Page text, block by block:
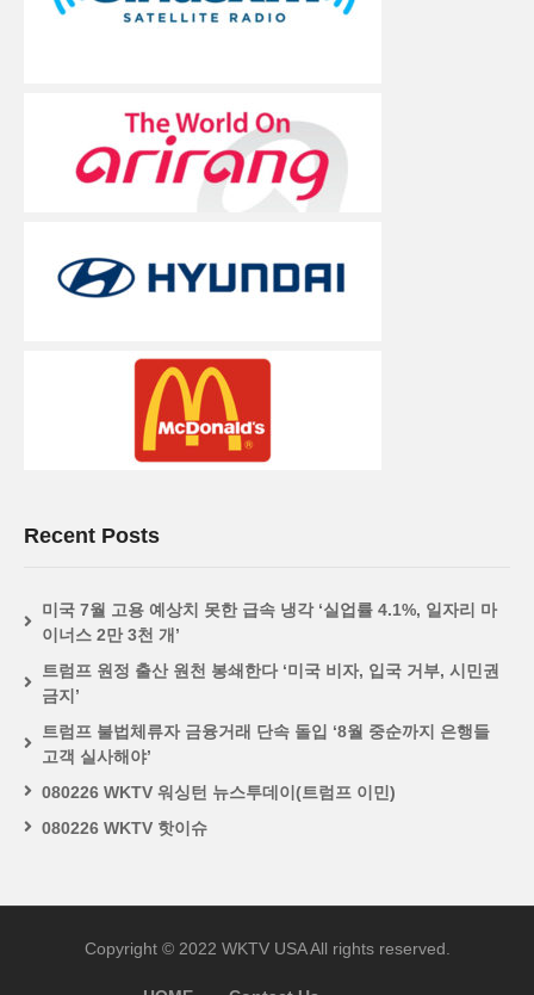
Recent Posts
미국 7월 고용 예상치 못한 급속 냉각 ‘실업률 4.1%, 일자리 마
이너스 2만 3천 개’
트럼프 원정 출산 원천 봉쇄한다 ‘미국 비자, 입국 거부, 시민권
금지’
트럼프 불법체류자 금융거래 단속 돌입 ‘8월 중순까지 은행들
고객 실사해야’
080226 WKTV 워싱턴 뉴스투데이(트럼프 이민)
080226 WKTV 핫이슈
Copyright © 2022 WKTV USA All rights reserved.